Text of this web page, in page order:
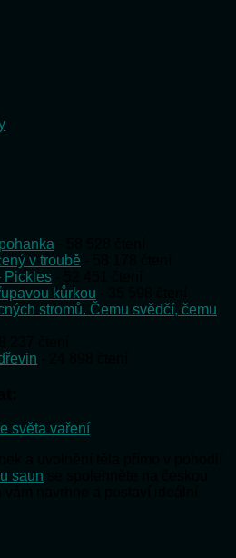
v troubě
Pickles
kůrkou
stromů. Čemu svědčí, čemu
světa vaření
saun